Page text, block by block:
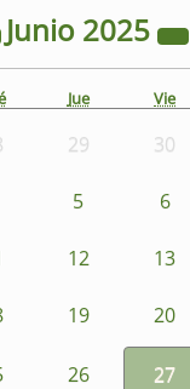
Junio 2025
Jue Vie
29 30
5 6
12 13
19 20
26 27